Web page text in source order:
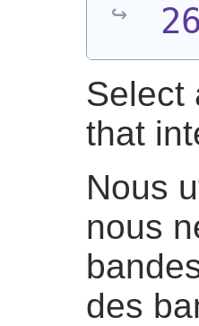
Select
that
Nous
nous
des